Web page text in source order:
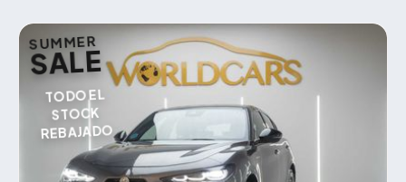
SUMMER
SALE
TODO EL
STOCK
REBAJADO